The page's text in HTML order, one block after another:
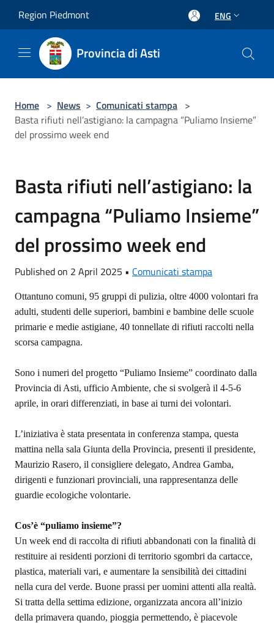
Region Piedmont ENG
Provincia di Asti
Home > News > Comunicati stampa >
Basta rifiuti nell’astigiano: la campagna “Puliamo Insieme”
del prossimo week end
Basta rifiuti nell’astigiano: la
campagna “Puliamo Insieme”
del prossimo week end
Published on 2 April 2025 • Comunicati stampa
Ottantuno comuni, 95 gruppi di pulizia, oltre 4000 volontari fra
adulti, studenti delle superiori, bambini e bambine delle scuole
primarie e medie astigiane, 40 tonnellate di rifiuti raccolti nella
scorsa campagna.
Sono i numeri del progetto “Puliamo Insieme” coordinato dalla
Provincia di Asti, ufficio Ambiente, che si svolgerà il 4-5-6
aprile, in orari differenziati, in base ai turni dei volontari.
L’iniziativa è stata presentata in conferenza stampa, questa
mattina nella sala Giunta della Provincia, presenti il presidente,
Maurizio Rasero, il consigliere delegato, Andrea Gamba,
dirigenti e funzionari provinciali, una rappresentanza delle
guardie ecologiche volontarie.
Cos’è “puliamo insieme”?
Un week end di raccolta di rifiuti abbandonati con la finalità di
restituire ai residenti porzioni di territorio sgombri da cartacce,
plastica, materiali vari, e aumentare la sensibilità dei cittadini
nella cura del verde. Buone prassi per uomini attenti alla realtà.
Si tratta della settima edizione, organizzata ancora all’inizio
della primavera quando, pioggia permettendo, è piacevole